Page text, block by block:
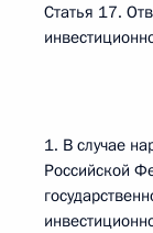
Статья 17.
1. В случае
Российской